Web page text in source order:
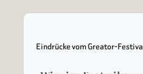
Eindrücke vom Greator-